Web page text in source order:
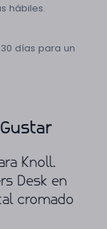
hábiles.
días para un
Knoll.
Desk en
cromado